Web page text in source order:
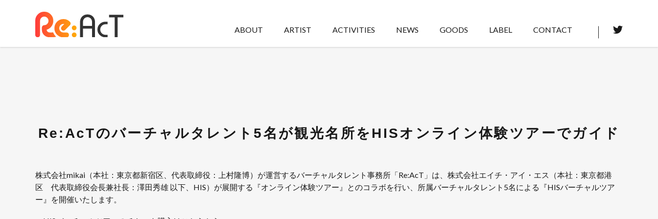
ABOUT ARTIST ACTIVITIES NEWS GOODS LABEL CONTACT
Re:AcTのバーチャルタレント5名が観光名所をHISオンライン体験ツアーでガイド
株式会社mikai（本社：東京都新宿区、代表取締役：上村隆博）が運営するバーチャルタレント事務所「Re:AcT」は、株式会社エイチ・アイ・エス（本社：東京都港
区 代表取締役会長兼社長：澤田秀雄 以下、HIS）が展開する『オンライン体験ツアー』とのコラボを行い、所属バーチャルタレント5名による『HISバーチャルツア
ー』を開催いたします。